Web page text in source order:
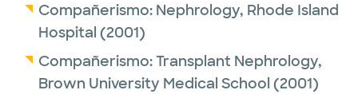
Compañerismo: Nephrology, Rhode Island
Hospital (2001)
Compañerismo:Transplant Nephrology,
Brown University Medical School (2001)